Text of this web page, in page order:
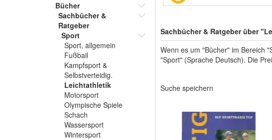
Bücher
Sachbücher &
Ratgeber
Sport
Sport, allgemein
Fußball
Kampfsport &
Selbstverteidig.
Leichtathletik
Motorsport
Olympische Spiele
Schach
Wassersport
Wintersport
Sachbücher & Ratgeber über
Wenn es um "Bücher" im Bereich
"Sport" (Sprache Deutsch). Die
Suche speichern